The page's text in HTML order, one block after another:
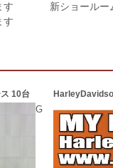
す
す
新ショールー
10台
G